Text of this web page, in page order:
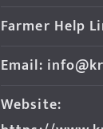
Farmer Help
Email:
Website: